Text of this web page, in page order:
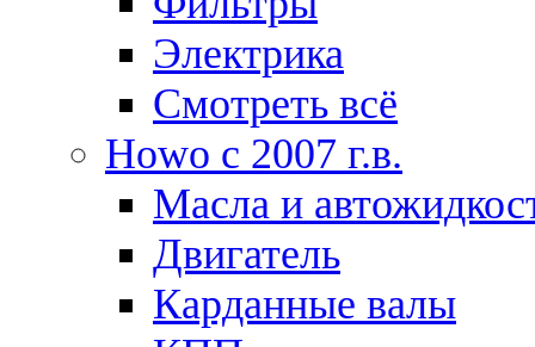
Электрика
Смотреть всё
Howo c 2007 г.в.
Масла и
Двигатель
Карданные валы